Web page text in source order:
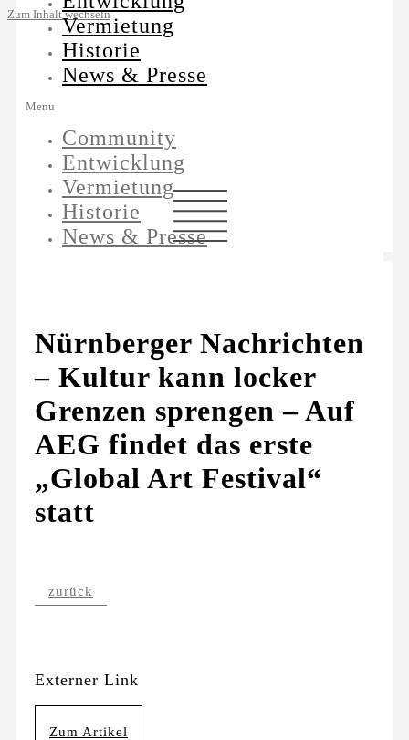
Zum Inhalt wechselnVermietung
Historie
News & Presse
Menu
Community
Entwicklung
Vermietung
Historie
News & Presse
Nürnberger Nachrichten
– Kultur kann locker
Grenzen sprengen – Auf
AEG findet das erste
„Global Art Festival“
statt
zurück
Externer Link
Zum Artikel